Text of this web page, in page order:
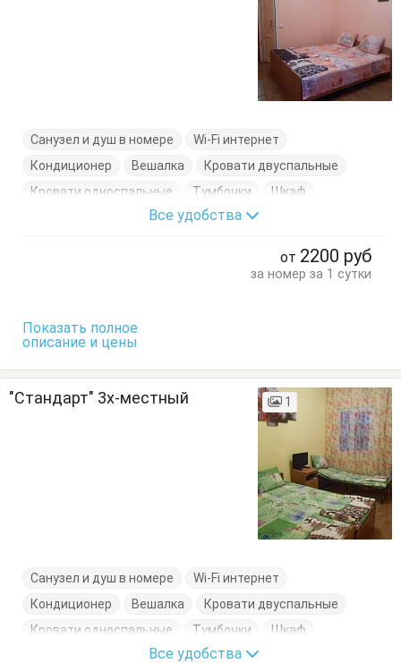
Санузел и душ в номере
Wi-Fi интернет
Кондиционер
Вешалка
Кровати двуспальные
Кровати односпальные
Тумбочки Шкаф
Все удобства
от 2200 руб
за номер за 1 сутки
Показать полное
описание и цены
"Стандарт" 3х-местный 1
Санузел и душ в номере
Wi-Fi интернет
Кондиционер
Вешалка
Кровати двуспальные
Кровати односпальные
Тумбочки Шкаф
Все удобства